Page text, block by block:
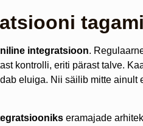
integratsioon.
kontrolli, eriti pärast talve.
eluiga. Nii säilib mitte ainult
eramajade